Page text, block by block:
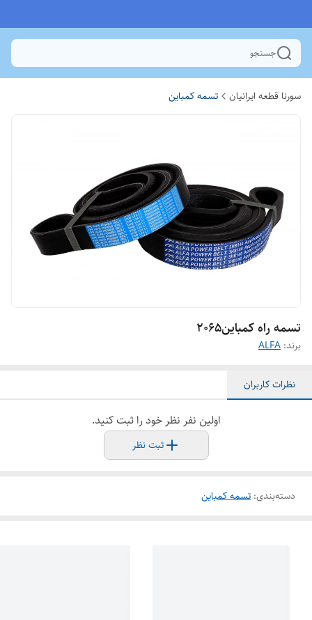
جستجو
سورنا قطعه ایرانیان تسمه کمباین
تسمه راه کمباین2065
برند: ALFA
نظرات کاربران
اولین نفر نظر خود را ثبت کنید.
ثبت نظر
دسته‌بندی: تسمه کمباین